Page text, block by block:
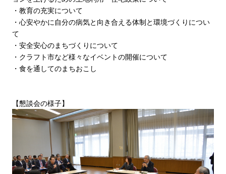
・教育の充実について
・心安やかに自分の病気と向き合える体制と環境づくりについ
て
・安全安心のまちづくりについて
・クラフト市など様々なイベントの開催について
・食を通してのまちおこし
【懇談会の様子】